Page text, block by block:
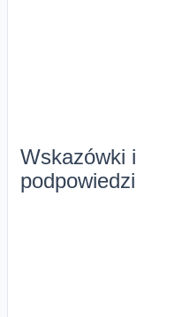
Wskazówki i
podpowiedzi